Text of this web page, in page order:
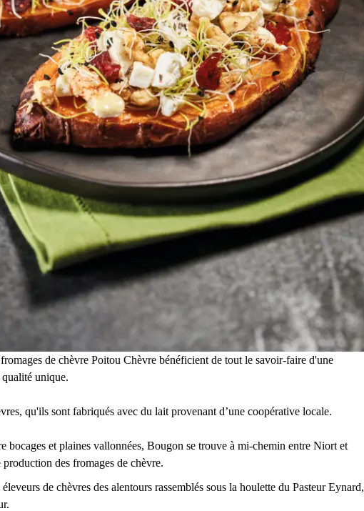
fromages de chèvre Poitou Chèvre bénéficient de tout le savoir-faire d'une
unique.
qu'ils sont fabriqués avec du lait provenant d’une coopérative locale.
bocages et plaines vallonnées, Bougon se trouve à mi-chemin entre Niort et
des fromages de chèvre.
de chèvres des alentours rassemblés sous la houlette du Pasteur Eynard,